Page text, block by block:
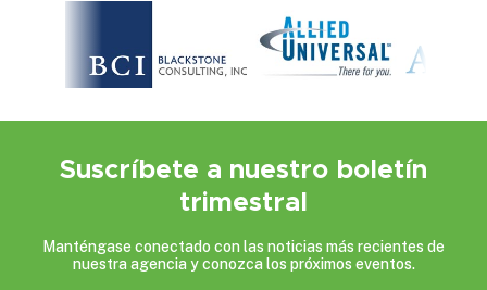
Suscríbete a nuestro boletín
trimestral
Manténgase conectado con las noticias más recientes de
nuestra agencia y conozca los próximos eventos.